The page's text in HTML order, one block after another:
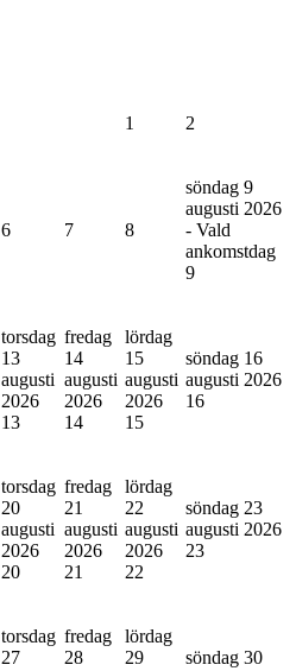
1 2
6 7 8
söndag 9
augusti 2026
- Vald
ankomstdag
9
torsdag
13
augusti
2026
13
fredag
14
augusti
2026
14
lördag
15
augusti
2026
15
söndag 16
augusti 2026
16
torsdag
20
augusti
2026
20
fredag
21
augusti
2026
21
lördag
22
augusti
2026
22
söndag 23
augusti 2026
23
torsdag
27
fredag
28
lördag
29
söndag 30